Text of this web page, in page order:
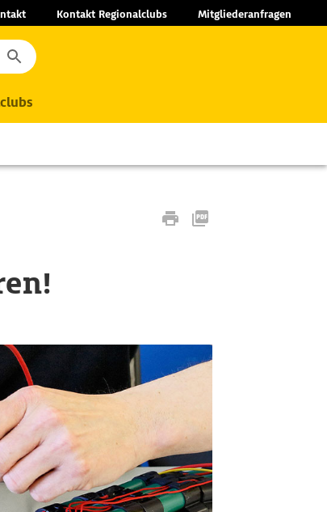
Kontakt Regionalclubs Mitgliederanfragen